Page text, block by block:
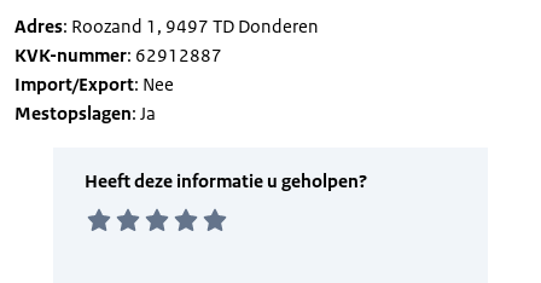
Adres: Roozand 1, 9497 TD Donderen
KVK-nummer: 62912887
Import/Export: Nee
Mestopslagen: Ja